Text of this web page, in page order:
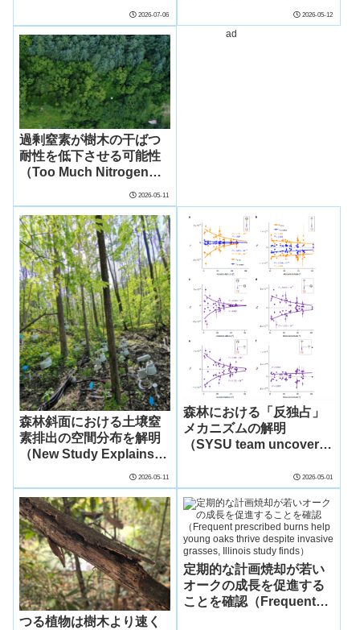
response to nitrogen
deposition）
2026-07-06
an oak tree reveals key
lessons for
ecosystems）
2026-05-12
過剰窒素が樹木の干ばつ
耐性を低下させる可能性
（Too Much Nitrogen
Vulnerable to Drought）
2026-05-11
ad
森林斜面における土壌窒
素排出の空間分布を解明
（New Study Explains
Spatial Patterns of Soil
Nitrogen Emissions
Across Forest
Hillslopes）
2026-05-11
森林における「反独占」
メカニズムの解明
（SYSU team uncovers
2026-05-01
つる植物は樹木より速く
定期的な計画焼却が若い
オークの成長を促進する
ことを確認（Frequent